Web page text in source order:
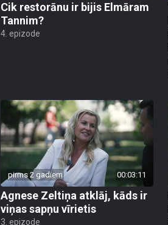
Cik restorānu ir bijis Elmāram
Tannim?
4. epizode
pirms 2 gadiem 00:03:11
Agnese Zeltiņa atklāj, kāds ir
viņas sapņu vīrietis
3. epizode